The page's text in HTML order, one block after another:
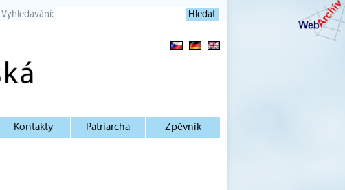
Vyhledávání:
Kontakty Patriarcha Zpěvník